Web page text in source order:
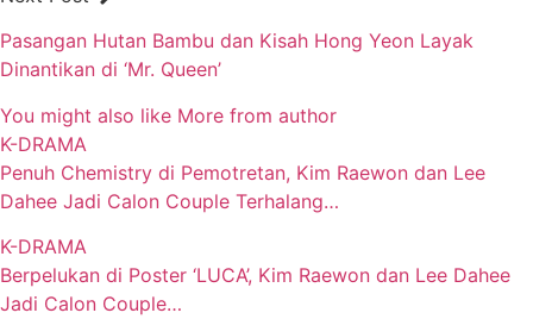
Pasangan Hutan Bambu dan Kisah Hong Yeon Layak
Dinantikan di ‘Mr. Queen’
You might also like More from author
K-DRAMA
Penuh Chemistry di Pemotretan, Kim Raewon dan Lee
Dahee Jadi Calon Couple Terhalang…
K-DRAMA
Berpelukan di Poster ‘LUCA’, Kim Raewon dan Lee Dahee
Jadi Calon Couple…